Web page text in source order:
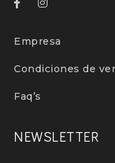
Empresa
Condiciones de
Faq’s
NEWSLETTER